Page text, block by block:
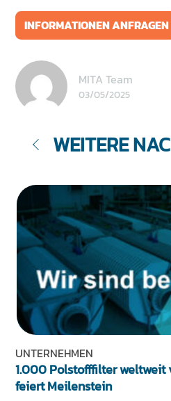
INFORMATIONEN ANFRAGEN
MITA Team
03/05/2025
WEITERE
UNTERNEHMEN
1.000 Polstofffilter weltweit
feiert Meilenstein